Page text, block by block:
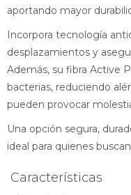
aportando mayor
Incorpora tecnología
desplazamientos y
Además, su fibra Active
bacterias, reduciendo
pueden provocar
Una opción segura,
ideal para quienes
Características